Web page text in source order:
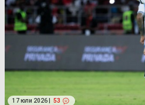
17 юли 2026 | 53